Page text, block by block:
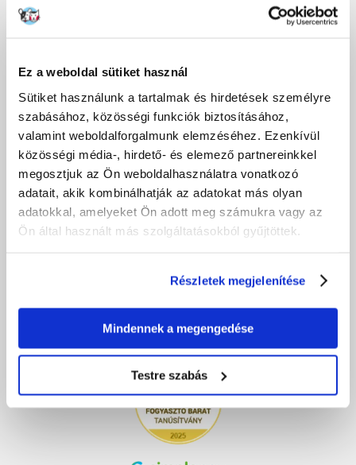
Ez a weboldal sütiket használ
Sütiket használunk a tartalmak és hirdetések személyre
szabásához, közösségi funkciók biztosításához,
valamint weboldalforgalmunk elemzéséhez. Ezenkívül
közösségi média-, hirdető- és elemező partnereinkkel
megosztjuk az Ön weboldalhasználatra vonatkozó
adatait, akik kombinálhatják az adatokat más olyan
adatokkal, amelyeket Ön adott meg számukra vagy az
Ön által használt más szolgáltatásokból gyűjtöttek.
Részletek megjelenítése
Mindennek a megengedése
Testre szabás
Termékek elérhetősége
VÁSÁRLÁS
A megrendelés menete
A rendelés lehetséges státuszai
A rendelés visszaigazolása
Bejelentkezés a felhasználói fiókba
Csomagod
Megrendelés lemondása